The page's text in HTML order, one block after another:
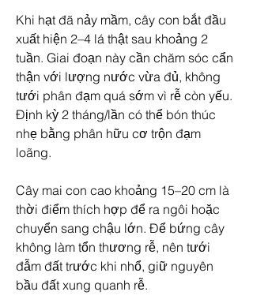
Khi hạt đã nảy mầm, cây con bắt đầu
xuất hiện 2–4 lá thật sau khoảng 2
tuần. Giai đoạn này cần chăm sóc cẩn
thận với lượng nước vừa đủ, không
tưới phân đạm quá sớm vì rễ còn yếu.
Định kỳ 2 tháng/lần có thể bón thúc
nhẹ bằng phân hữu cơ trộn đạm
loãng.
Cây mai con cao khoảng 15–20 cm là
thời điểm thích hợp để ra ngôi hoặc
chuyển sang chậu lớn. Để bứng cây
không làm tổn thương rễ, nên tưới
đẫm đất trước khi nhổ, giữ nguyên
bầu đất xung quanh rễ.